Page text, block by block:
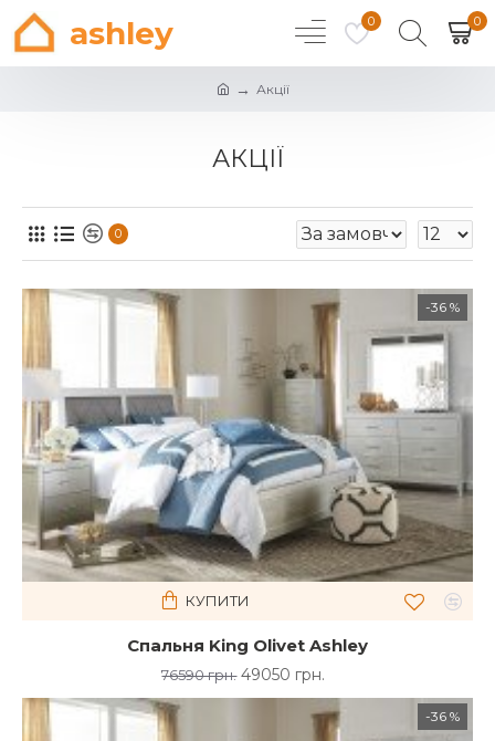
ashley 0 0
Акції
АКЦІЇ
0
-36 %
Спальня King Olivet Ashley
76590 грн. 49050 грн.
КУПИТИ
-36 %